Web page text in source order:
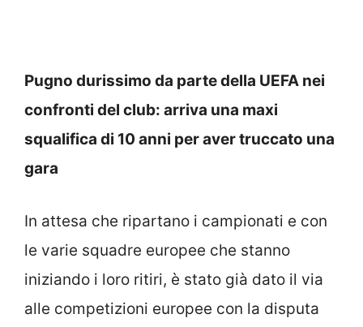
Pugno durissimo da parte della UEFA nei
confronti del club: arriva una maxi
squalifica di 10 anni per aver truccato una
gara
In attesa che ripartano i campionati e con
le varie squadre europee che stanno
iniziando i loro ritiri, è stato già dato il via
alle competizioni europee con la disputa